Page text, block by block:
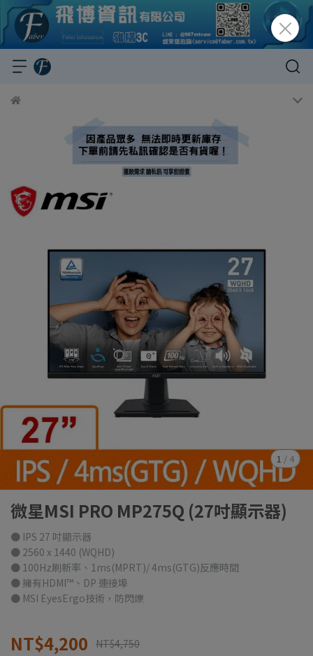
1 / 4
微星MSI PRO MP275Q (27吋顯示器)
● IPS 27 吋顯示器
● 2560 x 1440 (WQHD)
● 100Hz刷新率、1ms(MPRT)/ 4ms(GTG)反應時間
● 擁有HDMI™、DP 連接埠
● MSI EyesErgo技術，防閃爍
NT$4,200 NT$4,750